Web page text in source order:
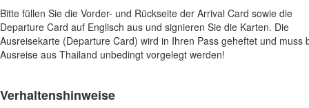
Bitte füllen Sie die Vorder- und Rückseite der Arrival Card sowie die
Departure Card auf Englisch aus und signieren Sie die Karten. Die
Ausreisekarte (Departure Card) wird in Ihren Pass geheftet und muss
Ausreise aus Thailand unbedingt vorgelegt werden!
Verhaltenshinweise